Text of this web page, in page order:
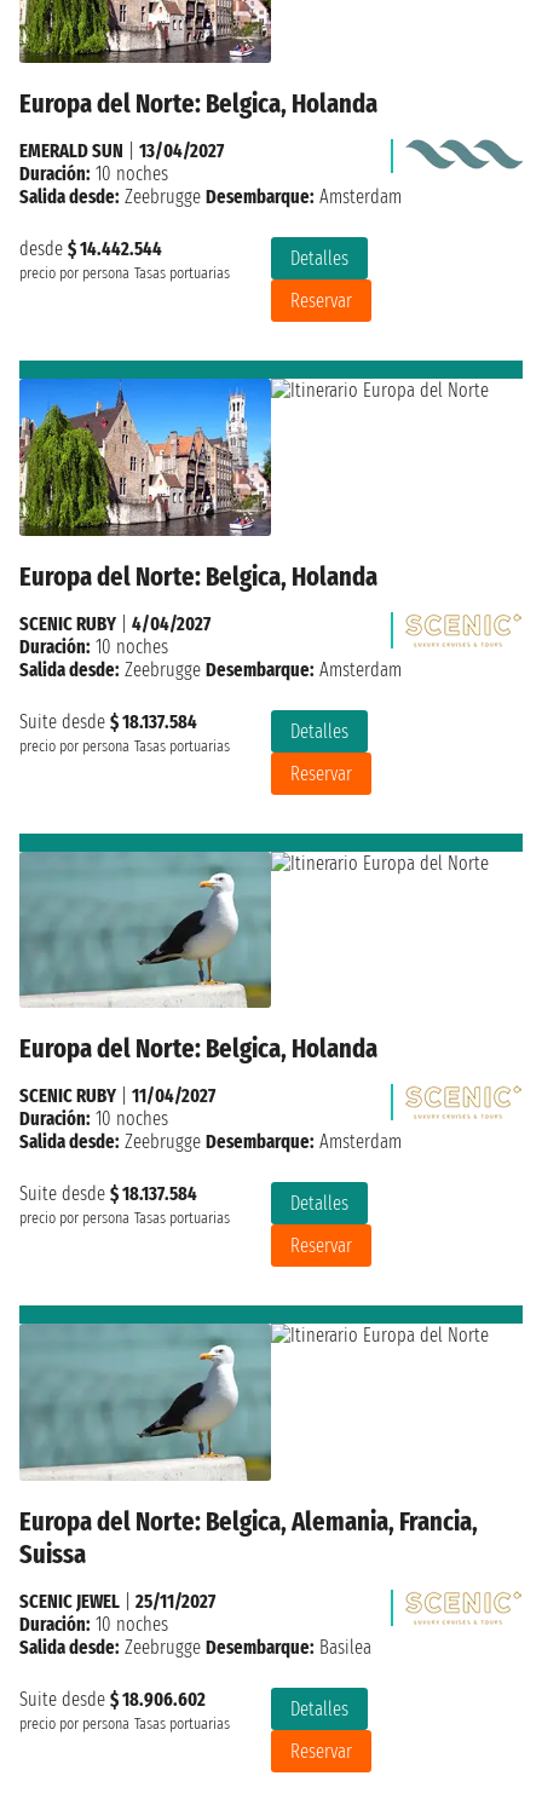
Europa del Norte: Belgica, Holanda
desde $ 14.442.544
precio por persona Tasas portuarias
Detalles
Reservar
EMERALD SUN
13/04/2027
Duración: 10 noches
Salida desde: Zeebrugge Desembarque: Amsterdam
Europa del Norte: Belgica, Holanda
Suite desde $ 18.137.584
precio por persona Tasas portuarias
Detalles
Reservar
SCENIC RUBY
4/04/2027
Duración: 10 noches
Salida desde: Zeebrugge Desembarque: Amsterdam
Europa del Norte: Belgica, Holanda
Suite desde $ 18.137.584
precio por persona Tasas portuarias
Detalles
Reservar
SCENIC RUBY
11/04/2027
Duración: 10 noches
Salida desde: Zeebrugge Desembarque: Amsterdam
Europa del Norte: Belgica, Alemania, Francia,
Suissa
Suite desde $ 18.906.602
precio por persona Tasas portuarias
Detalles
Reservar
SCENIC JEWEL
25/11/2027
Duración: 10 noches
Salida desde: Zeebrugge Desembarque: Basilea